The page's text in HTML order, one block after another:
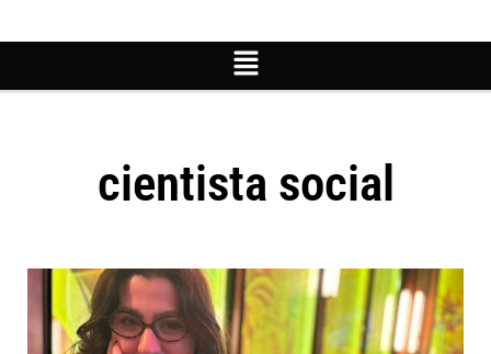
cientista social